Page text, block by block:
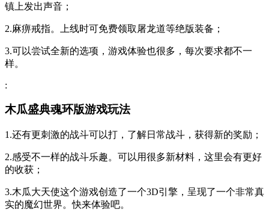
镇上发出声音；
2.麻痹戒指。上线时可免费领取屠龙道等绝版装备；
3.可以尝试全新的选项，游戏体验也很多，每次要求都不一
样。
:
木瓜盛典魂环版游戏玩法
1.还有更刺激的战斗可以打，了解日常战斗，获得新的奖励；
2.感受不一样的战斗乐趣。可以用很多新材料，这里会有更好
的收获；
3.木瓜大天使这个游戏创造了一个3D引擎，呈现了一个非常真
实的魔幻世界。快来体验吧。